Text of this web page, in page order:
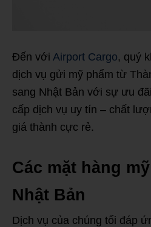
Đến với Airport Cargo, quý
dịch vụ gửi mỹ phẩm từ
sang Nhật Bản với sự ưu
cấp dịch vụ uy tín – chất
giá thành cực rẻ.
Các mặt hàng
Nhật Bản
Dịch vụ của chúng tối đáp